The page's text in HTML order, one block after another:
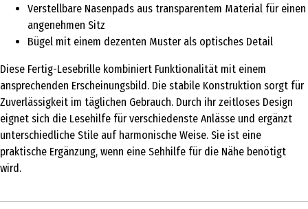
Verstellbare Nasenpads aus transparentem Material für einen
angenehmen Sitz
Bügel mit einem dezenten Muster als optisches Detail
Diese Fertig-Lesebrille kombiniert Funktionalität mit einem
ansprechenden Erscheinungsbild. Die stabile Konstruktion sorgt für
Zuverlässigkeit im täglichen Gebrauch. Durch ihr zeitloses Design
eignet sich die Lesehilfe für verschiedenste Anlässe und ergänzt
unterschiedliche Stile auf harmonische Weise. Sie ist eine
praktische Ergänzung, wenn eine Sehhilfe für die Nähe benötigt
wird.